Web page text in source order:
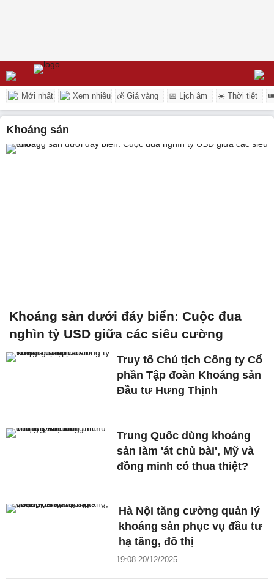
Mới nhất Xem nhiều 💰 Giá vàng 📅 Lịch âm ☀️ Thời tiết
khoáng sản
Khoáng sản dưới đáy biển: Cuộc đua
nghìn tỷ USD giữa các siêu cường
Truy tố Chủ tịch Công ty Cổ
phần Tập đoàn Khoáng sản
Đầu tư Hưng Thịnh
Trung Quốc dùng khoáng
sản làm 'át chủ bài', Mỹ và
đồng minh có thua thiệt?
Hà Nội tăng cường quản lý
khoáng sản phục vụ đầu tư
hạ tầng, đô thị
19:08 20/12/2025